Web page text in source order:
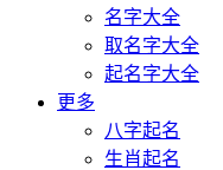
名字大全
取名字大全
起名字大全
更多
八字起名
生肖起名